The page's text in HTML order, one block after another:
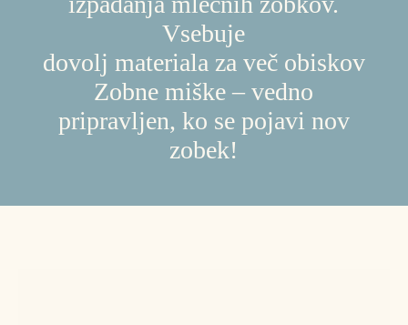
Vsebuje
dovolj materiala za več obiskov
Zobne miške – vedno
pripravljen, ko se pojavi nov
zobek!